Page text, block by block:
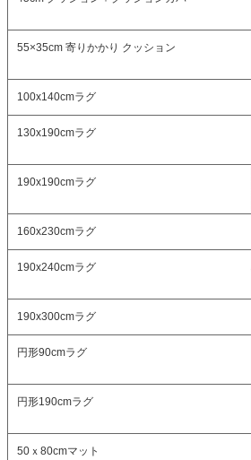
55×35cm 寄りかかり クッション
100x140cmラグ
130x190cmラグ
190x190cmラグ
160x230cmラグ
190x240cmラグ
190x300cmラグ
円形90cmラグ
円形190cmラグ
50ｘ80cmマット